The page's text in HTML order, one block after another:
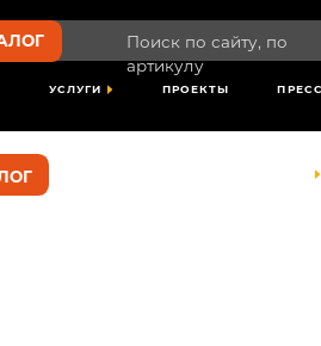
Поиск по сайту, по
артикулу